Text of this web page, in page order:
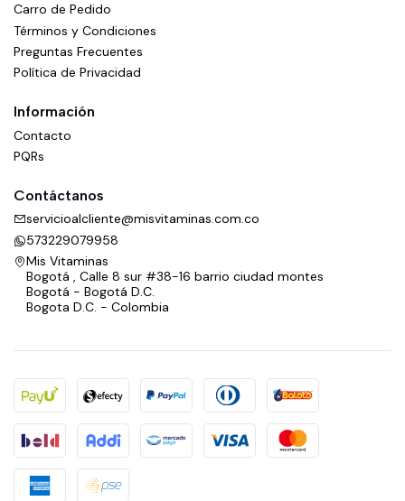
Carro de Pedido
Términos y Condiciones
Preguntas Frecuentes
Política de Privacidad
Información
Contacto
PQRs
Contáctanos
servicioalcliente@misvitaminas.com.co
573229079958
Mis Vitaminas
Bogotá , Calle 8 sur #38-16 barrio ciudad montes
Bogotá - Bogotá D.C.
Bogota D.C. - Colombia